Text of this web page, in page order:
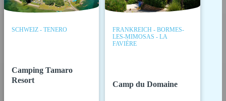
SCHWEIZ - TENERO
Camping Tamaro
Resort
FRANKREICH - BORMES-
LES-MIMOSAS - LA
FAVIÈRE
Camp du Domaine